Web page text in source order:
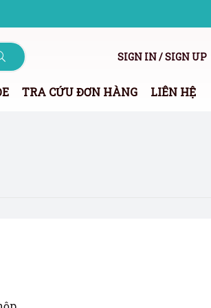
SIGN IN / SIGN UP
TRA CỨU ĐƠN HÀNG LIÊN HỆ